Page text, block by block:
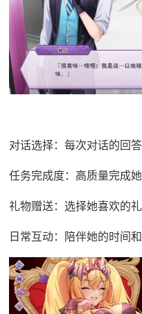
对话选择：每次对话的回
任务完成度：高质量完成
礼物赠送：选择她喜欢的
日常互动：陪伴她的时间